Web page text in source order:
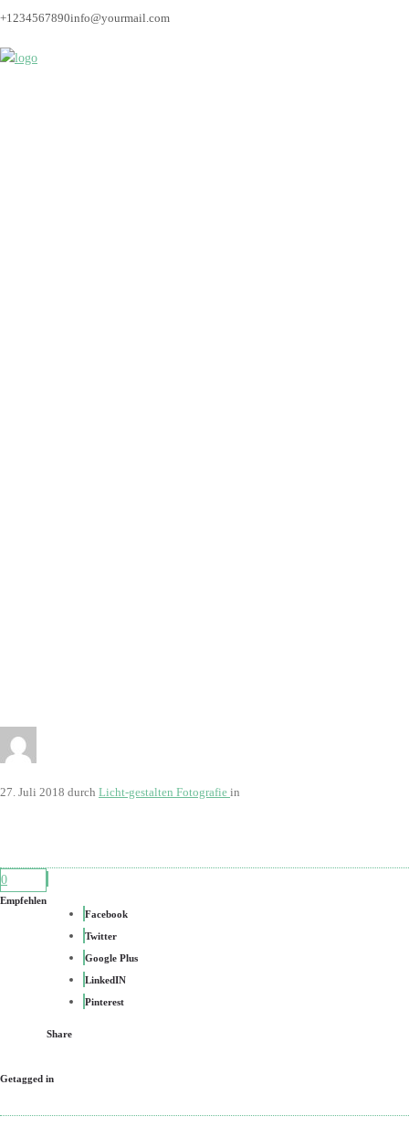
+1234567890info@yourmail.com
27. Juli 2018 durch Licht-gestalten Fotografie in
0
Empfehlen
Facebook
Twitter
Google Plus
LinkedIN
Pinterest
Share
Getagged in